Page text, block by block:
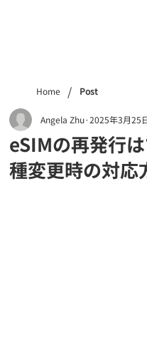
eSIMの再発行
種変更時の対応
Angela Zhu 2025年3月25
Home / Post